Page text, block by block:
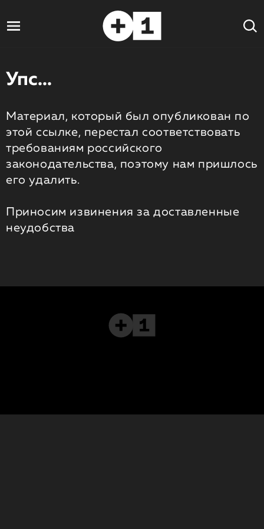
Упс...
Материал, который был опубликован по
этой ссылке, перестал соответствовать
требованиям российского
законодательства, поэтому нам пришлось
его удалить.
Приносим извинения за доставленные
неудобства